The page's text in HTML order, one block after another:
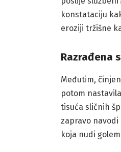
konstataciju
eroziji tržišne
Razrađena
Međutim,
potom
tisuća sličnih
zapravo
koja nudi